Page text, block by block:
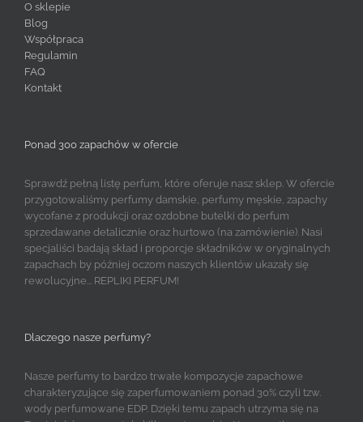
O sklepie
Blog
Współpraca
Regulamin
FAQ
Kontakt
Ponad 300 zapachów w ofercie
Sprawdź pełną listę perfum, które oferuje nasz sklep. W ofercie
przygotowaliśmy perfumy damskie, perfumy męskie, zapachy
wycofane z produkcji oraz ozdobne butelki do perfum
sprzedawane detalicznie oraz hurtowo (na zamówienie). Nasi
specjaliści badają skład i proporcje składników w oryginalnych
zapachach by później oczom naszych klientów ukazały się
rewolucyjne... REPLIKI PERFUM!
Dlaczego nasze perfumy?
Nasze perfumy to bardzo trwałe kompozycje zapachowe
charakteryzujące się zaperfumowaniem ponad 30% czyli tzw.
wody perfumowane EDP. Dzięki temu zapach utrzyma się na